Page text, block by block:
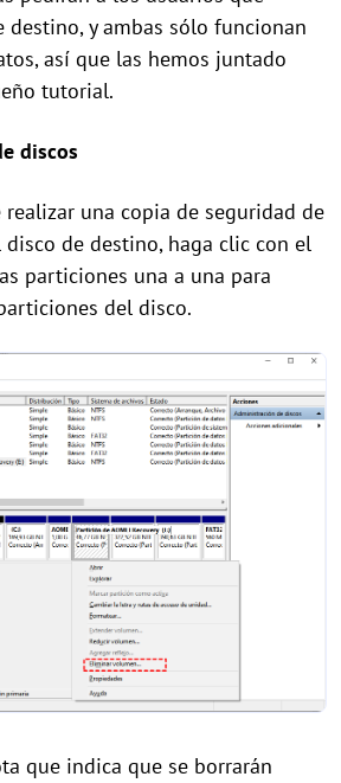
y ambas sólo funcionan
así que las hemos juntado
tutorial.
discos
realizar una copia de seguridad de
de destino, haga clic con el
particiones una a una para
del disco.
que indica que se borrarán